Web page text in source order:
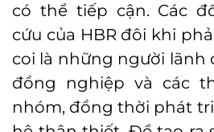
có thể tiếp cận. Các
cứu của HBR đôi khi
coi là những người lãnh
đồng nghiệp và các
nhóm, đồng thời phát